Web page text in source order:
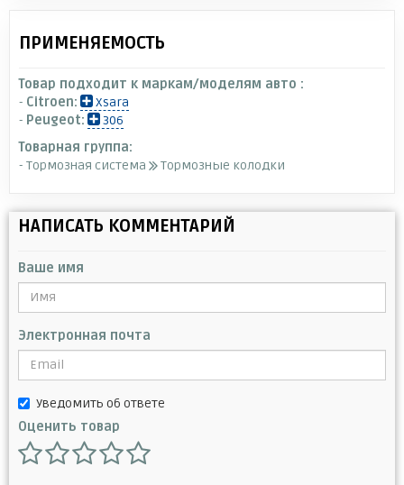
ПРИМЕНЯЕМОСТЬ
Товар подходит к маркам/моделям авто :
- Citroen:
Xsara
- Peugeot:
306
Товарная группа:
- Тормозная система
Тормозные колодки
НАПИСАТЬ КОММЕНТАРИЙ
Ваше имя
Электронная почта
Уведомить об ответе
Оценить товар